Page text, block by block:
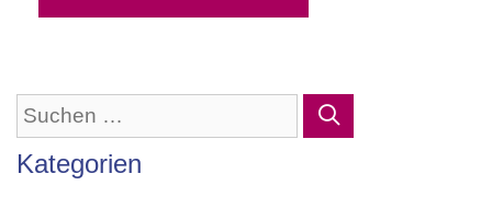
Suchen
Kategorien